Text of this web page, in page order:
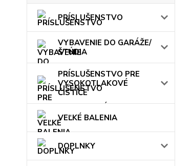
PRÍSLUŠENSTVO
VYBAVENIE DO GARÁŽE/
ŠTÚDIA
PRÍSLUŠENSTVO PRE
VYSOKOTLAKOVÉ
ČISTIČE
VEĽKÉ BALENIA
DOPLNKY